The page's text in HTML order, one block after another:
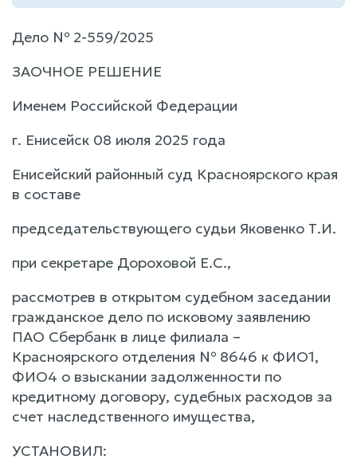
Дело № 2-559/2025
ЗАОЧНОЕ РЕШЕНИЕ
Именем Российской Федерации
г. Енисейск 08 июля 2025 года
Енисейский районный суд Красноярского края
в составе
председательствующего судьи Яковенко Т.И.
при секретаре Дороховой Е.С.,
рассмотрев в открытом судебном заседании
гражданское дело по исковому заявлению
ПАО Сбербанк в лице филиала –
Красноярского отделения № 8646 к ФИО1,
ФИО4 о взыскании задолженности по
кредитному договору, судебных расходов за
счет наследственного имущества,
УСТАНОВИЛ: